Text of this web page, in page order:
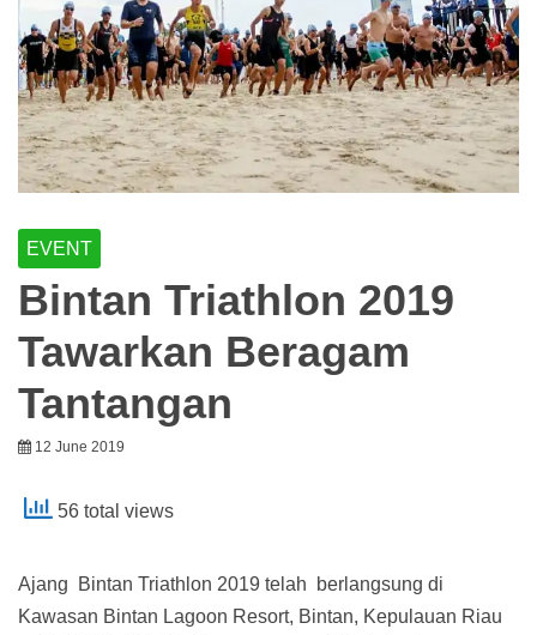
EVENT
Bintan Triathlon 2019
Tawarkan Beragam
Tantangan
12 June 2019
56 total views
Ajang Bintan Triathlon 2019 telah berlangsung di
Kawasan Bintan Lagoon Resort, Bintan, Kepulauan Riau